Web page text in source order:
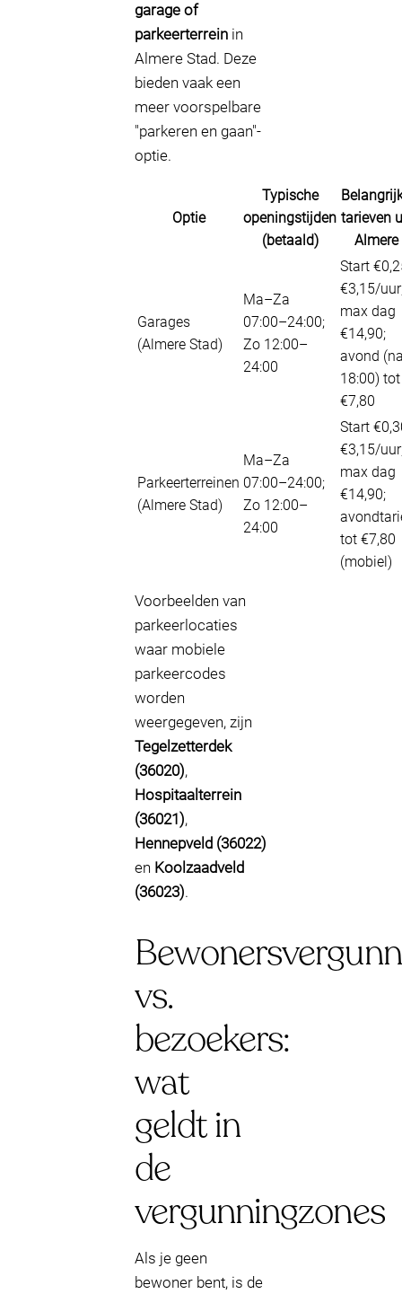
garage of
parkeerterrein in
Almere Stad. Deze
bieden vaak een
meer voorspelbare
"parkeren en gaan"-
optie.
Optie
Typische
openingstijden
(betaald)
tarieven
Almere
Garages
(Almere Stad)
Ma–Za
07:00–24:00;
Zo 12:00–
24:00
Start
€3,15/
max dag
€14,90;
avond
18:00) tot
€7,80
Parkeerterreinen
(Almere Stad)
Ma–Za
07:00–24:00;
Zo 12:00–
24:00
Start
€3,15/
max dag
€14,90;
tot €7,80
(mobiel)
Voorbeelden van
parkeerlocaties
waar mobiele
parkeercodes
worden
weergegeven, zijn
Tegelzetterdek
(36020),
Hospitaalterrein
(36021),
Hennepveld (36022)
en Koolzaadveld
(36023).
vs.
bezoekers:
wat
geldt in
de
vergunningzones
Als je geen
bewoner bent, is de